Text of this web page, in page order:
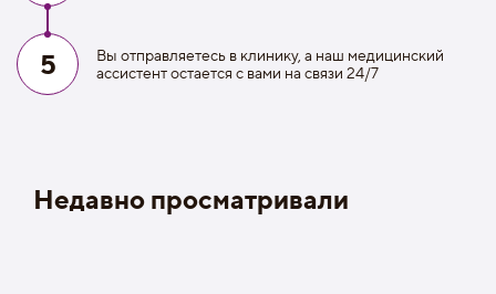
5
Вы отправляетесь в клинику, а наш медицинский
ассистент остается с вами на связи 24/7
Недавно просматривали